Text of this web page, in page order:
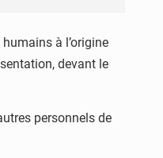
à l’origine
devant le
personnels de